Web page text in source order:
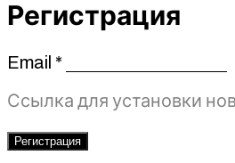
Регистрация
Email *Обязательно
Ссылка для установки
Регистрация